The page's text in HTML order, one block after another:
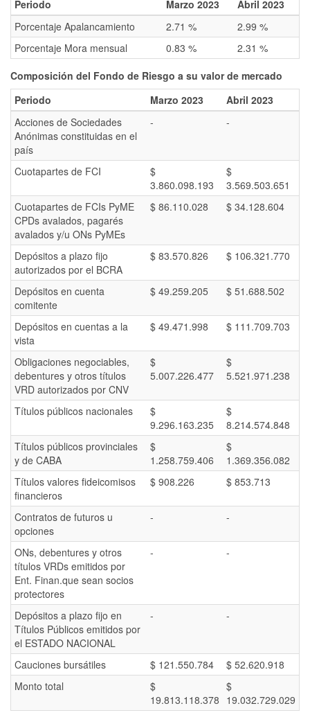
Periodo Marzo 2023
Abril 2023
Porcentaje Apalancamiento
2.71 %
2.99 %
Porcentaje Mora mensual
0.83 %
2.31 %
Composición del Fondo de Riesgo a su valor de mercado
Periodo
Marzo 2023
Abril 2023
Acciones de Sociedades
Anónimas constituidas en el
país
- -
Cuotapartes de FCI
$
3.860.098.193
$
3.569.503.651
Cuotapartes de FCIs PyME
CPDs avalados, pagarés
avalados y/u ONs PyMEs
$ 86.110.028 $ 34.128.604
Depósitos a plazo fijo
autorizados por el BCRA
$ 83.570.826 $ 106.321.770
Depósitos en cuenta
comitente
$ 49.259.205 $ 51.688.502
Depósitos en cuentas a la
vista
$ 49.471.998 $ 111.709.703
Obligaciones negociables,
debentures y otros títulos
VRD autorizados por CNV
$
5.007.226.477
$
5.521.971.238
Títulos públicos nacionales
$
9.296.163.235
$
8.214.574.848
Títulos públicos provinciales
y de CABA
$
1.258.759.406
$
1.369.356.082
Títulos valores fideicomisos
financieros
$ 908.226 $ 853.713
Contratos de futuros u
opciones
- -
ONs, debentures y otros
títulos VRDs emitidos por
Ent. Finan.que sean socios
protectores
- -
Depósitos a plazo fijo en
Títulos Públicos emitidos por
el ESTADO NACIONAL
- -
Cauciones bursátiles $ 121.550.784
$ 52.620.918
Monto total
$
19.813.118.378
$
19.032.729.029